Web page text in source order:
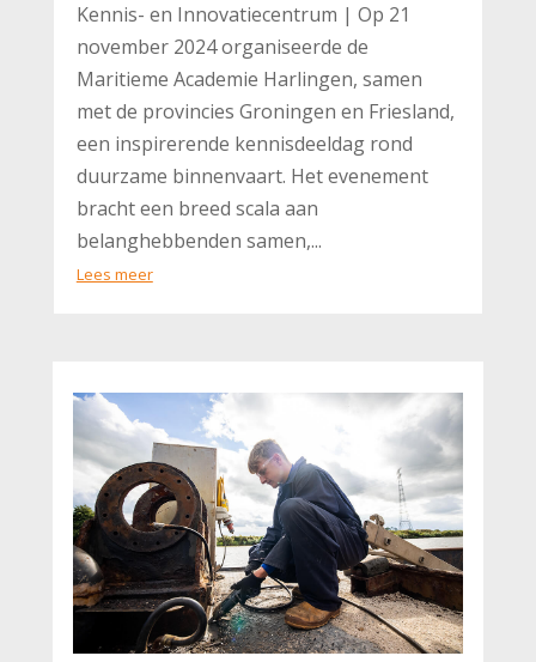
Kennis- en Innovatiecentrum | Op 21
november 2024 organiseerde de
Maritieme Academie Harlingen, samen
met de provincies Groningen en Friesland,
een inspirerende kennisdeeldag rond
duurzame binnenvaart. Het evenement
bracht een breed scala aan
belanghebbenden samen,...
Lees meer